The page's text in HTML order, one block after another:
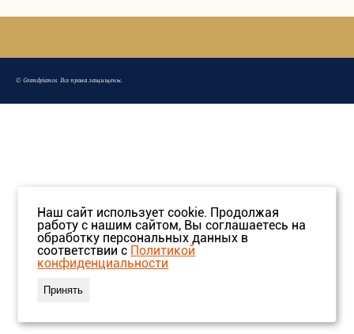
©Grandpianos. Все права защищены.
Наш сайт использует cookie. Продолжая
работу с нашим сайтом, Вы соглашаетесь на
обработку персональных данных в
соответствии с Политикой
конфиденциальности
Принять